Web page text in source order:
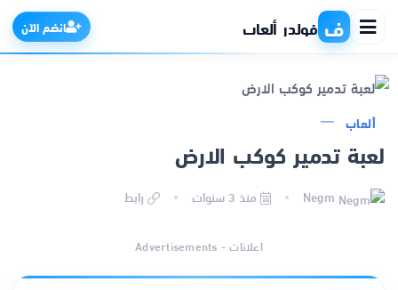
ف فولدر ألعاب انضم الآن
التطبيقات
ألعاب
لعبة تدمير كوكب الارض
منذ 3 سنوات رابط
اعلانات - Advertisements